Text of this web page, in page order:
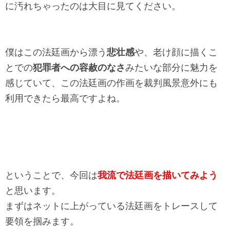
に汚れちゃったのは大目に見てください。
僕はこの法廷画から漂う悲壮感や、 老け顔に描くこ
とでの犯罪者への容赦のなさみたいな部分に魅力を
感じていて、 この法廷画の作画を裁判風景意外にも
利用できたら最高ですよね。
ということで、今回は我流で法廷画を描いてみよう
と思います。
まずはネットに上がっている法廷画をトレースして
要領を掴みます。